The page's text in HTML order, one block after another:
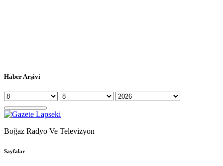
Haber Arşivi
Boğaz Radyo Ve Televizyon
Sayfalar